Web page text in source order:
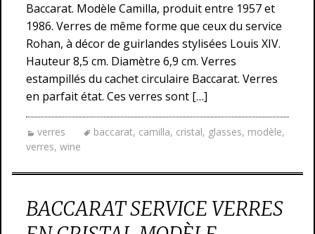
Baccarat. Modèle Camilla, produit entre 1957 et
1986. Verres de même forme que ceux du service
Rohan, à décor de guirlandes stylisées Louis XIV.
Hauteur 8,5 cm. Diamètre 6,9 cm. Verres
estampillés du cachet circulaire Baccarat. Verres
en parfait état. Ces verres sont […]
verres baccarat, camilla, cristal, glasses, modèle,
verres, wine
BACCARAT SERVICE VERRES